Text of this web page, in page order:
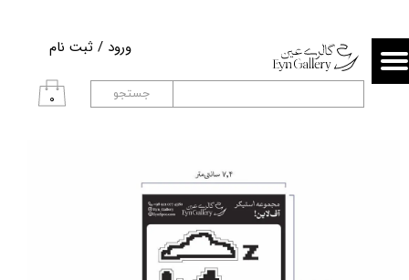
۰
ورود / ثبت نام
حساب کاربری من
تغییر گذر واژه
جستجو